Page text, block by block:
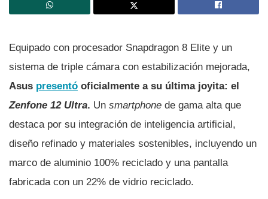
Equipado con procesador Snapdragon 8 Elite y un
sistema de triple cámara con estabilización mejorada,
Asus presentó oficialmente a su última joyita: el
Zenfone 12 Ultra. Un smartphone de gama alta que
destaca por su integración de inteligencia artificial,
diseño refinado y materiales sostenibles, incluyendo un
marco de aluminio 100% reciclado y una pantalla
fabricada con un 22% de vidrio reciclado.